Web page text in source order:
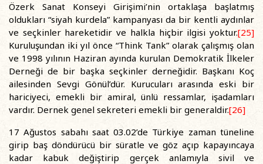
Özerk Sanat Konseyi Girişimi’nin ortaklaşa başlatmış
oldukları “siyah kurdela” kampanyası da bir kentli aydınlar
ve seçkinler hareketidir ve halkla hiçbir ilgisi yoktur.[25]
Kuruluşundan iki yıl önce “Think Tank” olarak çalışmış olan
ve 1998 yılının Haziran ayında kurulan Demokratik İlkeler
Derneği de bir başka seçkinler derneğidir. Başkanı Koç
ailesinden Sevgi Gönül’dür. Kurucuları arasında eski bir
hariciyeci, emekli bir amiral, ünlü ressamlar, işadamları
vardır. Dernek genel sekreteri emekli bir generaldir.[26]
17 Ağustos sabahı saat 03.02’de Türkiye zaman tüneline
girip baş döndürücü bir süratle ve göz açıp kapayıncaya
kadar kabuk değiştirip gerçek anlamıyla sivil ve